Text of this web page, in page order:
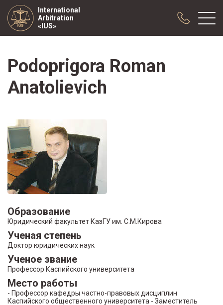
International
Arbitration
«IUS»
About us
Practice
Publications
Conferences
News
Sample contracts
Podoprigora Roman
Anatolievich
Образование
Юридический факультет КазГУ им. С.М.Кирова
Ученая степень
Доктор юридических наук
Ученое звание
Профессор Каспийского университета
Место работы
- Профессор кафедры частно-правовых дисциплин
Каспийского общественного университета - Заместитель